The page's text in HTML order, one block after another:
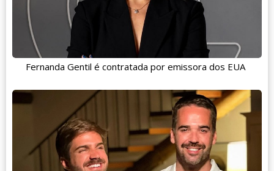
Fernanda Gentil é contratada por emissora dos EUA